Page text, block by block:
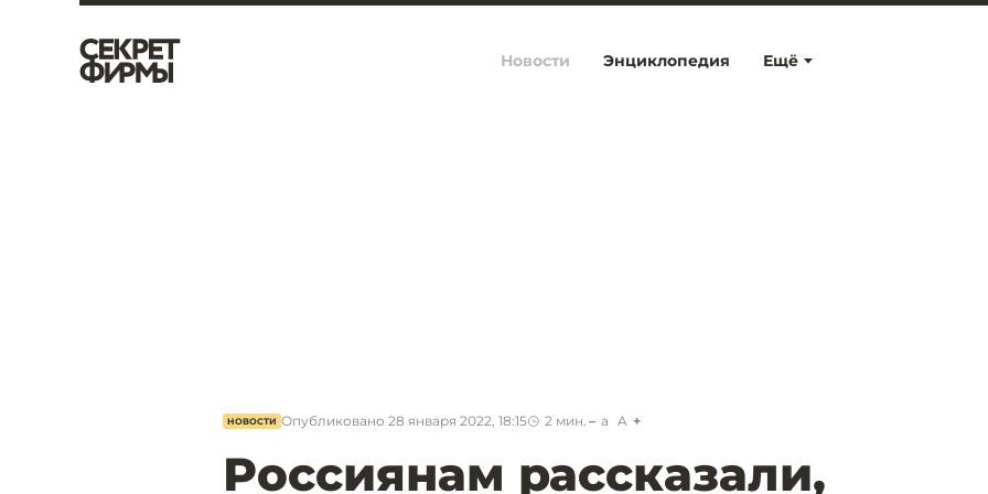
Ещё
Новости Энциклопедия
НОВОСТИ Опубликовано 28 января 2022, 18:15 2 мин. a A
Россиянам рассказали,